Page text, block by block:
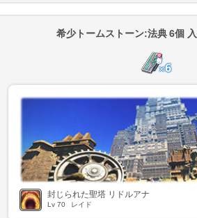
希少トームストーン:法典 6個
封じられた聖塔 リドルアナ
Lv 70 レイド